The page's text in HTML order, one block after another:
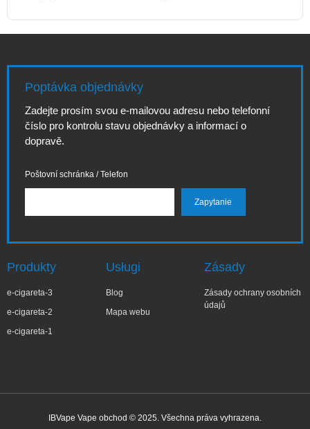
Poptávka objednávky
Zadejte prosím svou e-mailovou adresu nebo telefonní
číslo pro kontrolu stavu objednávky a informací o
dopravě.
Poštovní schránka / Telefon
Produkty
e-cigareta-3
e-cigareta-2
e-cigareta-1
Usługi
Blog
Mapa webu
Zásady
Zásady ochrany osobních
údajů
IBVape Vape obchod © 2025. Všechna práva vyhrazena.
✕
Agni***ka